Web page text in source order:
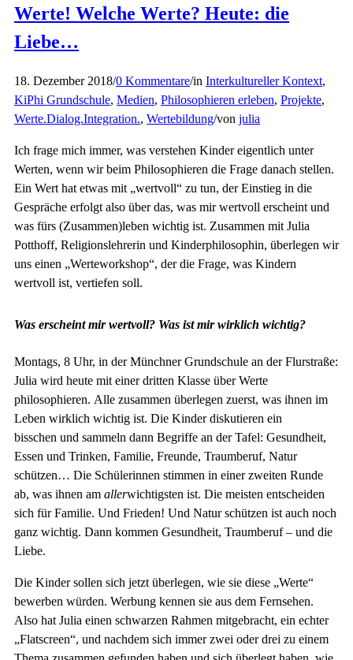
Werte! Welche Werte? Heute: die
Liebe…
18. Dezember 2018/0 Kommentare/in Interkultureller Kontext,
KiPhi Grundschule, Medien, Philosophieren erleben, Projekte,
Werte.Dialog.Integration., Wertebildung/von julia
Ich frage mich immer, was verstehen Kinder eigentlich unter
Werten, wenn wir beim Philosophieren die Frage danach stellen.
Ein Wert hat etwas mit „wertvoll“ zu tun, der Einstieg in die
Gespräche erfolgt also über das, was mir wertvoll erscheint und
was fürs (Zusammen)leben wichtig ist. Zusammen mit Julia
Potthoff, Religionslehrerin und Kinderphilosophin, überlegen wir
uns einen „Werteworkshop“, der die Frage, was Kindern
wertvoll ist, vertiefen soll.
Was erscheint mir wertvoll? Was ist mir wirklich wichtig?
Montags, 8 Uhr, in der Münchner Grundschule an der Flurstraße:
Julia wird heute mit einer dritten Klasse über Werte
philosophieren. Alle zusammen überlegen zuerst, was ihnen im
Leben wirklich wichtig ist. Die Kinder diskutieren ein
bisschen und sammeln dann Begriffe an der Tafel: Gesundheit,
Essen und Trinken, Familie, Freunde, Traumberuf, Natur
schützen… Die Schülerinnen stimmen in einer zweiten Runde
ab, was ihnen am allerwichtigsten ist. Die meisten entscheiden
sich für Familie. Und Frieden! Und Natur schützen ist auch noch
ganz wichtig. Dann kommen Gesundheit, Traumberuf – und die
Liebe.
Die Kinder sollen sich jetzt überlegen, wie sie diese „Werte“
bewerben würden. Werbung kennen sie aus dem Fernsehen.
Also hat Julia einen schwarzen Rahmen mitgebracht, ein echter
„Flatscreen“, und nachdem sich immer zwei oder drei zu einem